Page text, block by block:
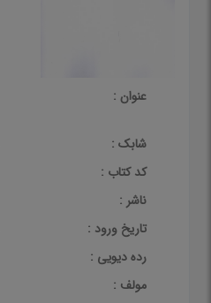
عنوان :
شابک :
کد کتاب :
ناشر :
تاریخ ورود :
رده دیویی :
مولف :